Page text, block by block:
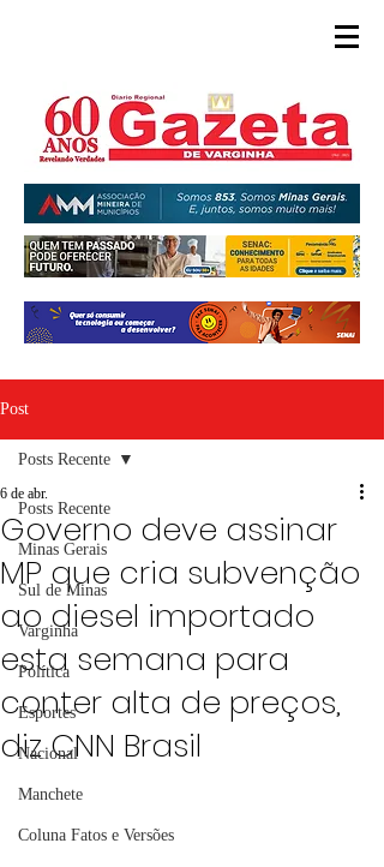
Post
Posts Recente
Minas Gerais
Sul de Minas
Varginha
Política
Esportes
Nacional
Manchete
Coluna Fatos e Versões
Posts Recente
Governo deve assinar
MP que cria subvenção
ao diesel importado
esta semana para
conter alta de preços,
diz CNN Brasil
6 de abr.